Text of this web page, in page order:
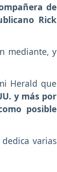
de
Rick
mediante, y
Herald que
y más por
posible
varias